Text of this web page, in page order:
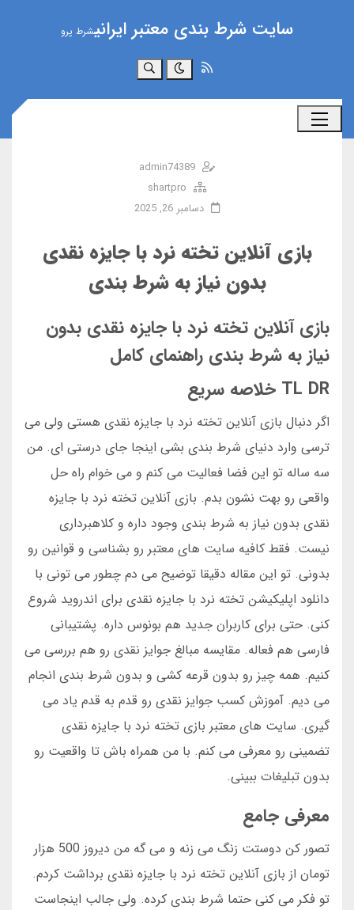
سایت شرط بندی معتبر ایرانیشرط پرو
جستجو
admin74389
shartpro
دسامبر 26, 2025
بازی آنلاین تخته نرد با جایزه نقدی
بدون نیاز به شرط‌ بندی
بازی آنلاین تخته نرد با جایزه نقدی بدون
نیاز به شرط بندی راهنمای کامل
TL DR خلاصه سریع
اگر دنبال بازی آنلاین تخته نرد با جایزه نقدی هستی ولی می
ترسی وارد دنیای شرط بندی بشی اینجا جای درستی ای. من
سه ساله تو این فضا فعالیت می کنم و می خوام راه حل
واقعی رو بهت نشون بدم. بازی آنلاین تخته نرد با جایزه
نقدی بدون نیاز به شرط بندی وجود داره و کلاهبرداری
نیست. فقط کافیه سایت های معتبر رو بشناسی و قوانین رو
بدونی. تو این مقاله دقیقا توضیح می دم چطور می تونی با
دانلود اپلیکیشن تخته نرد با جایزه نقدی برای اندروید شروع
کنی. حتی برای کاربران جدید هم بونوس داره. پشتیبانی
فارسی هم فعاله. مقایسه مبالغ جوایز نقدی رو هم بررسی می
کنیم. همه چیز رو بدون قرعه کشی و بدون شرط بندی انجام
می دیم. آموزش کسب جوایز نقدی رو قدم به قدم یاد می
گیری. سایت های معتبر بازی تخته نرد با جایزه نقدی
تضمینی رو معرفی می کنم. با من همراه باش تا واقعیت رو
بدون تبلیغات ببینی.
معرفی جامع
تصور کن دوستت زنگ می زنه و می گه من دیروز 500 هزار
تومان از بازی آنلاین تخته نرد با جایزه نقدی برداشت کردم.
تو فکر می کنی حتما شرط بندی کرده. ولی جالب اینجاست